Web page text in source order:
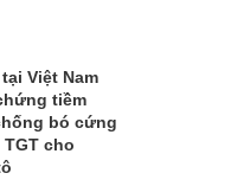
Việt Nam
tiềm
bó cứng
cho